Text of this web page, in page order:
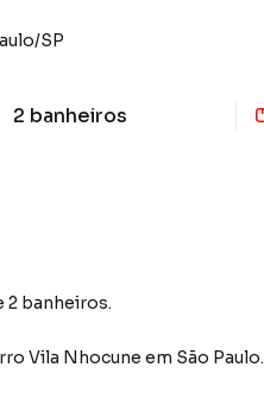
/SP
2 banheiros
2 banheiros.
Vila Nhocune em São Paulo.